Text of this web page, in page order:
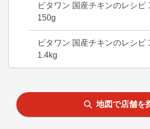
ビタワン 国産チキンのレシピ
150g
ビタワン 国産チキンのレシピ
1.4kg
地図で店舗を